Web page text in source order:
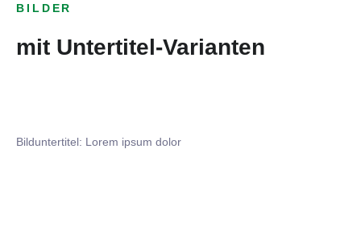
BILDER
mit Untertitel-Varianten
Bilduntertitel: Lorem ipsum dolor